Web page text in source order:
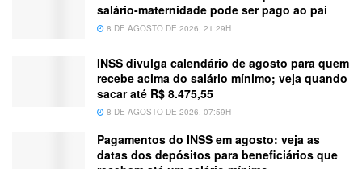
salário-maternidade pode ser pago ao pai
8 DE AGOSTO DE 2026, 21:29H
INSS divulga calendário de agosto para quem
recebe acima do salário mínimo; veja quando
sacar até R$ 8.475,55
8 DE AGOSTO DE 2026, 07:59H
Pagamentos do INSS em agosto: veja as
datas dos depósitos para beneficiários que